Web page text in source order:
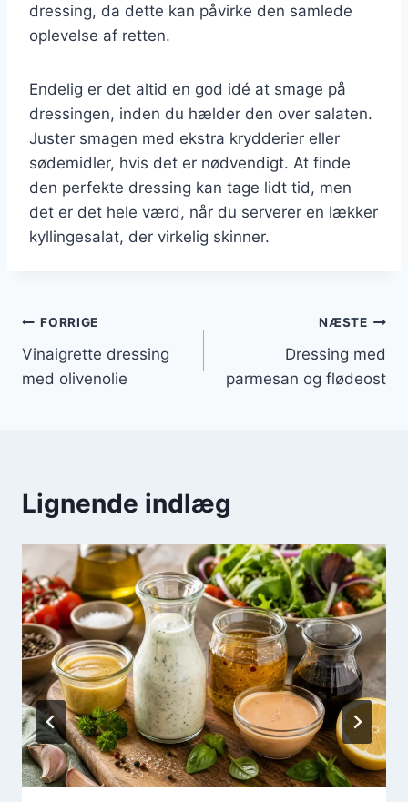
dressing, da dette kan påvirke den samlede
oplevelse af retten.
Endelig er det altid en god idé at smage på
dressingen, inden du hælder den over salaten.
Juster smagen med ekstra krydderier eller
sødemidler, hvis det er nødvendigt. At finde
den perfekte dressing kan tage lidt tid, men
det er det hele værd, når du serverer en lækker
kyllingesalat, der virkelig skinner.
Indlægsnavigation
FORRIGE
Vinaigrette dressing
med olivenolie
NÆSTE
Dressing med
parmesan og flødeost
Lignende indlæg